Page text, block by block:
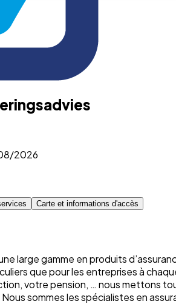
2026
Carte et informations d'accès
large gamme en produits
que pour les entreprises à
votre pension, … nous mettons
sommes les spécialistes en